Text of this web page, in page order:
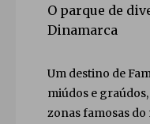
O parque de
Dinamarca
Um destino de
miúdos e
zonas famosas